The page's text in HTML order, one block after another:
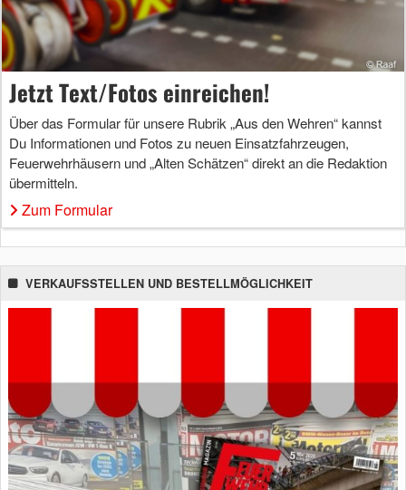
Jetzt Text/Fotos einreichen!
Über das Formular für unsere Rubrik „Aus den Wehren“ kannst
Du Informationen und Fotos zu neuen Einsatzfahrzeugen,
Feuerwehrhäusern und „Alten Schätzen“ direkt an die Redaktion
übermitteln.
Zum Formular
VERKAUFSSTELLEN UND BESTELLMÖGLICHKEIT